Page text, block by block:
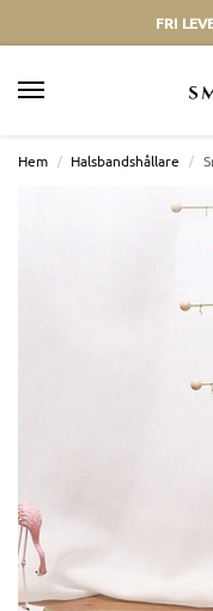
FRI
Hem / Halsbandshållare /